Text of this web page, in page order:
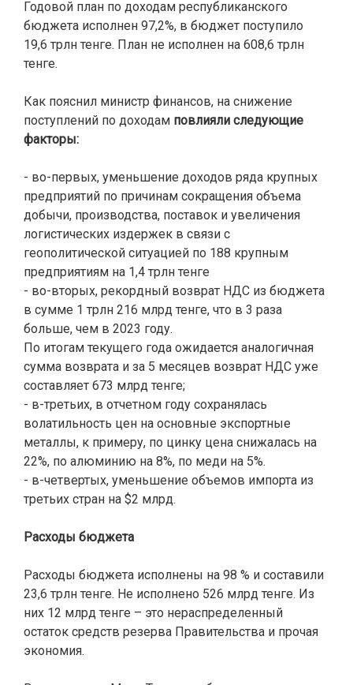
Годовой план по доходам республиканского
бюджета исполнен 97,2%, в бюджет поступило
19,6 трлн тенге. План не исполнен на 608,6 трлн
тенге.
Как пояснил министр финансов, на снижение
поступлений по доходам повлияли следующие
факторы:
- во-первых, уменьшение доходов ряда крупных
предприятий по причинам сокращения объема
добычи, производства, поставок и увеличения
логистических издержек в связи с
геополитической ситуацией по 188 крупным
предприятиям на 1,4 трлн тенге
- во-вторых, рекордный возврат НДС из бюджета
в сумме 1 трлн 216 млрд тенге, что в 3 раза
больше, чем в 2023 году.
По итогам текущего года ожидается аналогичная
сумма возврата и за 5 месяцев возврат НДС уже
составляет 673 млрд тенге;
- в-третьих, в отчетном году сохранялась
волатильность цен на основные экспортные
металлы, к примеру, по цинку цена снижалась на
22%, по алюминию на 8%, по меди на 5%.
- в-четвертых, уменьшение объемов импорта из
третьих стран на $2 млрд.
Расходы бюджета
Расходы бюджета исполнены на 98 % и составили
23,6 трлн тенге. Не исполнено 526 млрд тенге. Из
них 12 млрд тенге – это нераспределенный
остаток средств резерва Правительства и прочая
экономия.